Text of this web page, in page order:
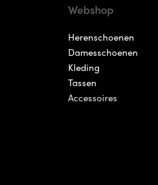
Webshop
Herenschoenen
Damesschoenen
Kleding
Tassen
Accessoires